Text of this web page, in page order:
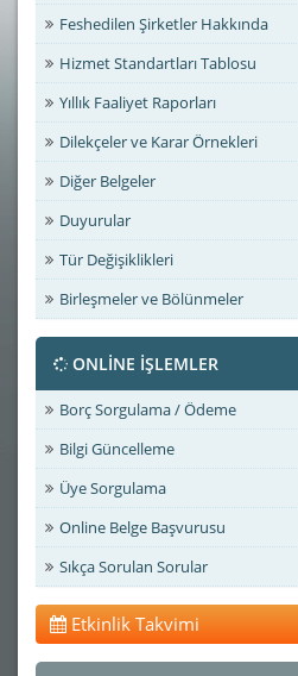
Feshedilen Şirketler Hakkında
Hizmet Standartları Tablosu
Yıllık Faaliyet Raporları
Dilekçeler ve Karar Örnekleri
Diğer Belgeler
Duyurular
Tür Değişiklikleri
Birleşmeler ve Bölünmeler
ONLİNE İŞLEMLER
Borç Sorgulama / Ödeme
Bilgi Güncelleme
Üye Sorgulama
Online Belge Başvurusu
Sıkça Sorulan Sorular
Etkinlik Takvimi